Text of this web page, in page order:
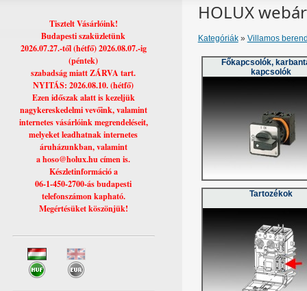
HOLUX
Kategóriák» Villamos
Főkapcsolók,
kapcsolók
Tartozékok
Tisztelt Vásárlóink!
Budapesti szaküzletünk
2026.07.27.-től (hétfő) 2026.08.07.-ig
(péntek)
szabadság miatt ZÁRVA tart.
NYITÁS: 2026.08.10. (hétfő)
Ezen időszak alatt is kezeljük
nagykereskedelmi vevőink, valamint
internetes vásárlóink megrendeléseit,
melyeket leadhatnak internetes
áruházunkban, valamint
a hoso@holux.hu címen is.
Készletinformáció a
06-1-450-2700-ás budapesti
telefonszámon kapható.
Megértésüket köszönjük!